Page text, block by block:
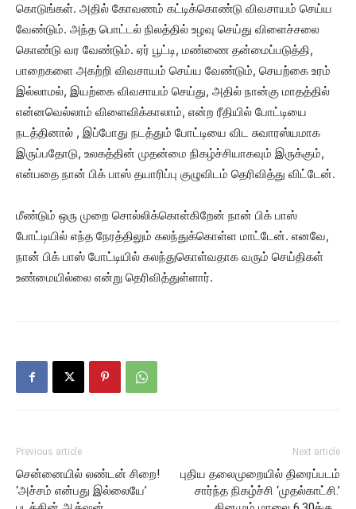
கொடுங்கள். அதில் கோவணம் கட்டிக்கொண்டு விவசாயம் செய்ய
வேண்டும். அந்த பொட்டல் நிலத்தில் உழவு செய்து விளைச்சலை
கொண்டு வர வேண்டும். ஏர் பூட்டி, மண்ணை தன்மைப்படுத்தி,
பாறைகளை அகற்றி விவசாயம் செய்ய வேண்டும், செயற்கை உரம்
இல்லாமல், இயற்கை விவசாயம் செய்து, அதில் நான்கு மாதத்தில்
என்னவெல்லாம் விளைவிக்காலாம், என்ற ரீதியில் போட்டியை
நடத்தினால் , இப்போது நடத்தும் போட்டியை விட சுவாரஸ்யமாக
இருப்பதோடு, உலகத்தின் முதன்மை நிகழ்ச்சியாகவும் இருக்கும்,
என்பதை நான் பிக் பாஸ் தயாரிப்பு குழுவிடம் தெரிவித்து விட்டேன்.
மீண்டும் ஒரு முறை சொல்லிக்கொள்கிறேன் நான் பிக் பாஸ்
போட்டியில் எந்த நேரத்திலும் கலந்துக்கொள்ள மாட்டேன். எனவே,
நான் பிக் பாஸ் போட்டியில் கலந்துகொள்வதாக வரும் செய்திகள்
உண்மையில்லை என்று தெரிவித்துள்ளார்.
Previous article
சென்னையில் லண்டன் சிறை!
‘அச்சம் என்பது இல்லையே’
Next article
புதிய தலைமுறையில் திரைப்படம்
சார்ந்த நிகழ்ச்சி ‘முதல்காட்சி.’